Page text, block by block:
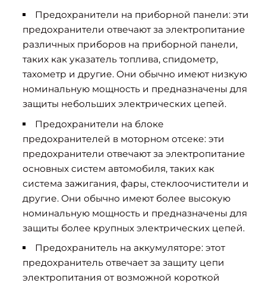
Предохранители на приборной панели: эти
предохранители отвечают за электропитание
различных приборов на приборной панели,
таких как указатель топлива, спидометр,
тахометр и другие. Они обычно имеют низкую
номинальную мощность и предназначены для
защиты небольших электрических цепей.
Предохранители на блоке
предохранителей в моторном отсеке:эти
предохранители отвечают за электропитание
основных систем автомобиля, таких как
система зажигания, фары, стеклоочистители и
другие. Они обычно имеют более высокую
номинальную мощность и предназначены для
защиты более крупных электрических цепей.
Предохранитель на аккумуляторе: этот
предохранитель отвечает за защиту цепи
электропитания от возможной короткой